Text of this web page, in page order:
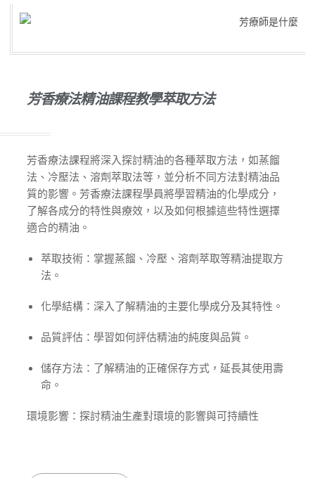
芳香療法精油課程教學萃取方法
芳香療法課程將深入探討精油的各種萃取方法，如蒸餾
法、冷壓法、溶劑萃取法等，並分析不同方法對精油品
質的影響。芳香療法課程學員將學習精油的化學成分，
了解各成分的特性與療效，以及如何根據這些特性選擇
適合的精油。
萃取技術：掌握蒸餾、冷壓、溶劑萃取等精油提取方
法。
化學結構：深入了解精油的主要化學成分及其特性。
品質評估：學習如何評估精油的純度與品質。
儲存方法：了解精油的正確保存方式，延長其使用壽
命。
環境影響：探討精油生產對環境的影響與可持續性